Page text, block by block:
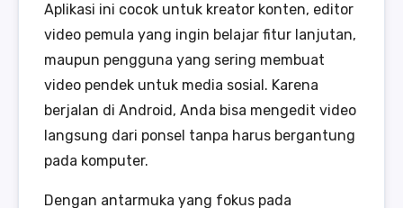
Aplikasi ini cocok untuk kreator konten, editor
video pemula yang ingin belajar fitur lanjutan,
maupun pengguna yang sering membuat
video pendek untuk media sosial. Karena
berjalan di Android, Anda bisa mengedit video
langsung dari ponsel tanpa harus bergantung
pada komputer.
Dengan antarmuka yang fokus pada